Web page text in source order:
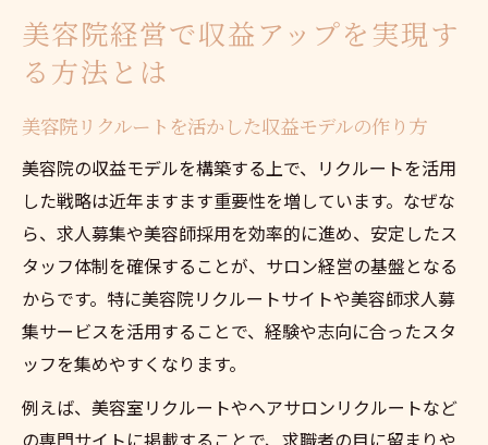
美容院経営で収益アップを実現す
る方法とは
美容院リクルートを活かした収益モデルの作り方
美容院の収益モデルを構築する上で、リクルートを活用
した戦略は近年ますます重要性を増しています。なぜな
ら、求人募集や美容師採用を効率的に進め、安定したス
タッフ体制を確保することが、サロン経営の基盤となる
からです。特に美容院リクルートサイトや美容師求人募
集サービスを活用することで、経験や志向に合ったスタ
ッフを集めやすくなります。
例えば、美容室リクルートやヘアサロンリクルートなど
の専門サイトに掲載することで、求職者の目に留まりや